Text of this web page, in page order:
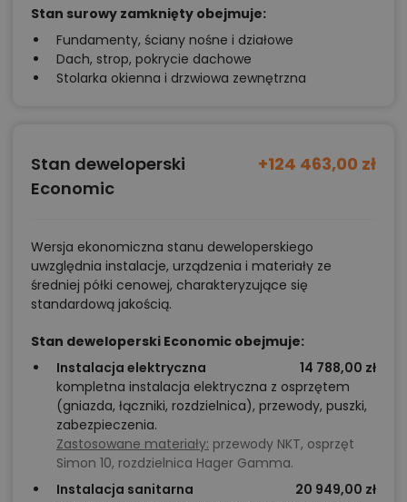
żelbetowy strop, który zapewnia stabilność i komfort
cieplny. Takie rozwiązania pozwalają obniżyć koszty
eksploatacji, przy jednoczesnym zachowaniu
adaptacji
Możemy
zmienić źródło ogrzewania na pompę ciepła
lub uzupełnić instalację o panele fotowoltaiczne.
Istnieje również możliwość rezygnacji z części ścian
działowych, aby uzyskać jeszcze bardziej otwartą
przestrzeń dzienną, albo przekształcenia gabinetu w
pokój dla seniora. Taras można zabudować szkłem,
tworząc oranżerię, która posłuży przez cały rok.
Dzięki prostemu układowi konstrukcyjnemu zmiany są
łatwe do wprowadzenia i nie zwiększają znacząco
kosztów realizacji.
Stan surowy zamknięty obejmuje:
Fundamenty, ściany nośne i działowe
Dach, strop, pokrycie dachowe
Stolarka okienna i drzwiowa zewnętrzna
Stan deweloperski
Economic
+124 463,00 zł
Wersja ekonomiczna stanu deweloperskiego
uwzględnia instalacje, urządzenia i materiały ze
średniej półki cenowej, charakteryzujące się
standardową jakością.
Stan deweloperski Economic obejmuje:
Instalacja elektryczna
14 788,00 zł
kompletna instalacja elektryczna z osprzętem
(gniazda, łączniki, rozdzielnica), przewody, puszki,
zabezpieczenia.
Zastosowane materiały: przewody NKT, osprzęt
Simon 10, rozdzielnica Hager Gamma.
Instalacja sanitarna
20 949,00 zł